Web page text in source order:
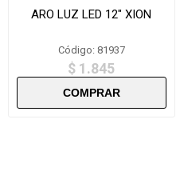
ARO LUZ LED 12" XION
Código: 81937
$ 1.845